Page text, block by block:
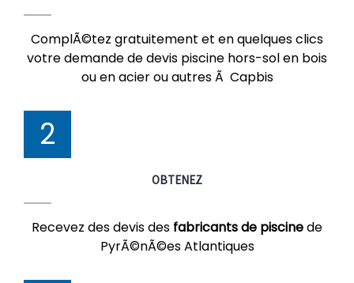
ComplÃ©tez gratuitement et en quelques clics
votre demande de devis piscine hors-sol en bois
ou en acier ou autres Ã Capbis
2
OBTENEZ
Recevez des devis des fabricants de piscinede
PyrÃ©nÃ©es Atlantiques